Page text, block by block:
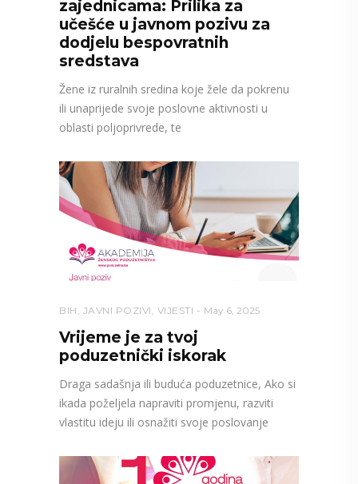
zajednicama: Prilika za
učešće u javnom pozivu za
dodjelu bespovratnih
sredstava
Žene iz ruralnih sredina koje žele da pokrenu
ili unaprijede svoje poslovne aktivnosti u
oblasti poljoprivrede, te
BIH JAVNI POZIVI VIJESTI May 6, 2025
Vrijeme je za tvoj
poduzetnički iskorak
Draga sadašnja ili buduća poduzetnice, Ako si
ikada poželjela napraviti promjenu, razviti
vlastitu ideju ili osnažiti svoje poslovanje